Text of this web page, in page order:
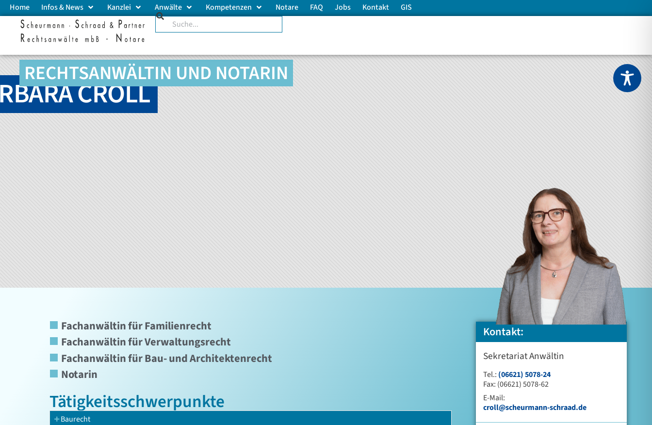
Home Infos & News Kanzlei Anwälte Kompetenzen Notare FAQ Jobs Kontakt GIS
RECHTSANWÄLTIN UND NOTARIN
CROLL
Fachanwältin für Familienrecht
Fachanwältin für Verwaltungsrecht
Fachanwältin für Bau- und Architektenrecht
Notarin
Tätigkeits­schwerpunkte
Baurecht
Kontakt:
Sekretariat Anwältin
Tel.: (06621) 5078-24
Fax: (06621) 5078-62
E-Mail:
croll@scheurmann-schraad.de